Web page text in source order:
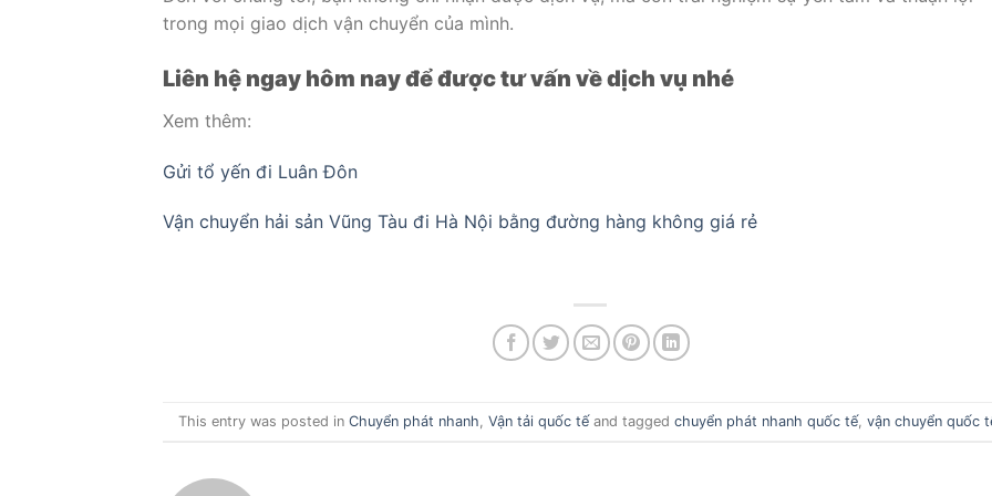
trong mọi giao dịch vận chuyển của mình.
Liên hệ ngay hôm nay để được tư vấn về dịch vụ nhé
Xem thêm:
Gửi tổ yến đi Luân Đôn
Vận chuyển hải sản Vũng Tàu đi Hà Nội bằng đường hàng không giá rẻ
This entry was posted inChuyển phát nhanh ,Vận tải quốc tế and taggedchuyển phát nhanh quốc tế ,vận chuyển quốc